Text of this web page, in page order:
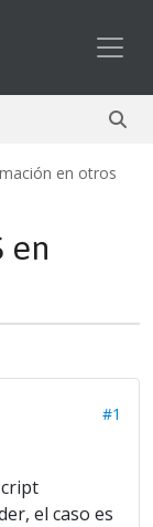
en otros
en
#1
el caso es